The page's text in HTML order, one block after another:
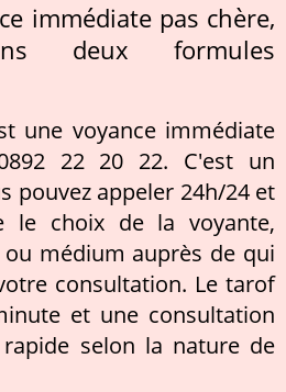
immédiate pas chère,
deux formules
une voyance immédiate
22 20 22. C'est un
pouvez appeler 24h/24 et
le choix de la voyante,
médium auprès de qui
consultation. Le tarof
et une consultation
selon la nature de